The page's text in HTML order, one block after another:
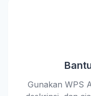
Gunakan WPS